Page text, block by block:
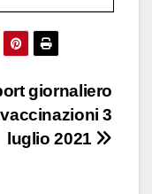
giornaliero
3
luglio 2021